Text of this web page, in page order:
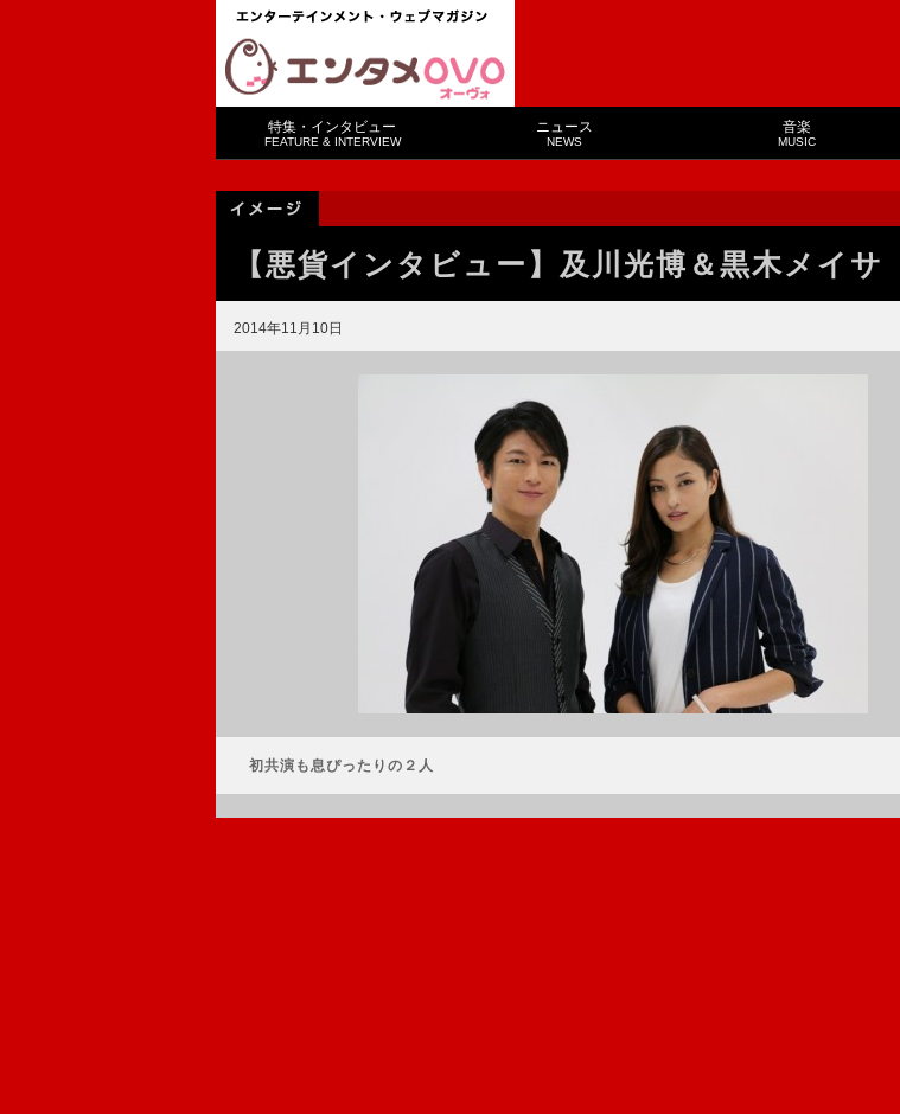
特集・インタビュー
FEATURE & INTERVIEW
ニュース
NEWS
音楽
MUSIC
【悪貨インタビュー】及川光博＆黒木メイサ
2014年11月10日
初共演も息ぴったりの２人